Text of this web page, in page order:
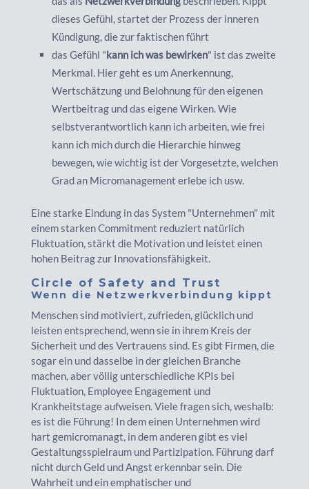
dieses Gefühl, startet der Prozess der inneren
Kündigung, die zur faktischen führt
das Gefühl "kann ich was bewirken" ist das zweite
Merkmal. Hier geht es um Anerkennung,
Wertschätzung und Belohnung für den eigenen
Wertbeitrag und das eigene Wirken. Wie
selbstverantwortlich kann ich arbeiten, wie frei
kann ich mich durch die Hierarchie hinweg
bewegen, wie wichtig ist der Vorgesetzte, welchen
Grad an Micromanagement erlebe ich usw.
Eine starke Eindung in das System "Unternehmen" mit
einem starken Commitment reduziert natürlich
Fluktuation, stärkt die Motivation und leistet einen
hohen Beitrag zur Innovationsfähigkeit.
Circle of Safety and Trust
Wenn die Netzwerkverbindung kippt
Menschen sind motiviert, zufrieden, glücklich und
leisten entsprechend, wenn sie in ihrem Kreis der
Sicherheit und des Vertrauens sind. Es gibt Firmen, die
sogar ein und dasselbe in der gleichen Branche
machen, aber völlig unterschiedliche KPIs bei
Fluktuation, Employee Engagement und
Krankheitstage aufweisen. Viele fragen sich, weshalb:
es ist die Führung! In dem einen Unternehmen wird
hart gemicromanagt, in dem anderen gibt es viel
Gestaltungsspielraum und Partizipation. Führung darf
nicht durch Geld und Angst erkennbar sein. Die
Wahrheit und ein emphatischer und